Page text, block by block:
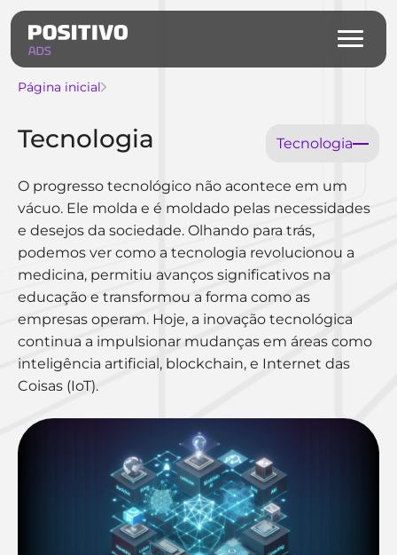
Página inicial
Tecnologia
Tecnologia
O progresso tecnológico não acontece em um
vácuo. Ele molda e é moldado pelas necessidades
e desejos da sociedade. Olhando para trás,
podemos ver como a tecnologia revolucionou a
medicina, permitiu avanços significativos na
educação e transformou a forma como as
empresas operam. Hoje, a inovação tecnológica
continua a impulsionar mudanças em áreas como
inteligência artificial, blockchain, e Internet das
Coisas (IoT).